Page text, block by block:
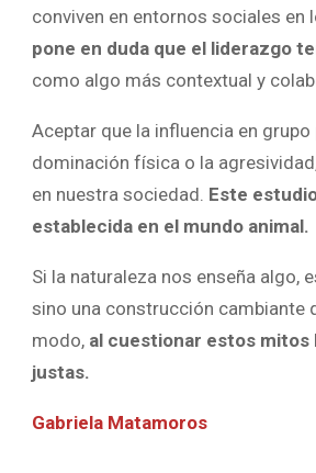
conviven en entornos sociales en
pone en duda que el liderazgo
como algo más contextual y
Aceptar que la influencia en
dominación física o la
en nuestra sociedad. Este
establecida en el mundo animal.
Si la naturaleza nos enseña algo,
sino una construcción cambiante
modo, al cuestionar estos mitos
justas.
Gabriela Matamoros